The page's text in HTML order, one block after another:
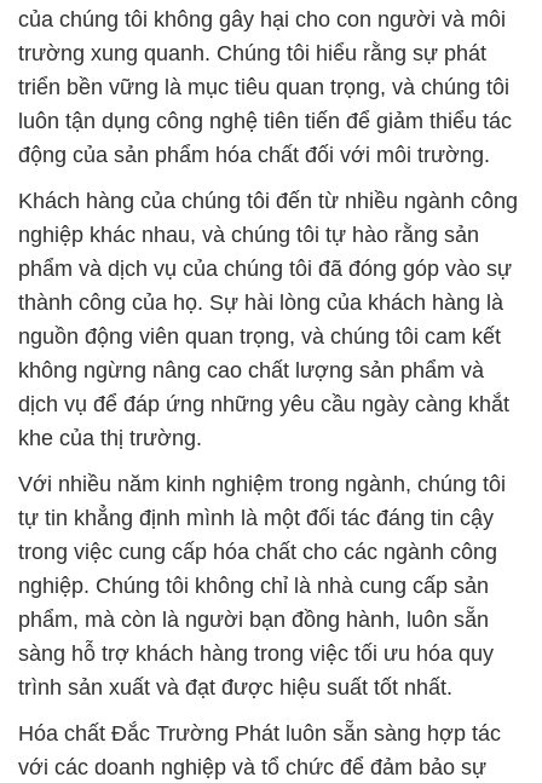
của chúng tôi không gây hại cho con người và môi
trường xung quanh. Chúng tôi hiểu rằng sự phát
triển bền vững là mục tiêu quan trọng, và chúng tôi
luôn tận dụng công nghệ tiên tiến để giảm thiểu tác
động của sản phẩm hóa chất đối với môi trường.
Khách hàng của chúng tôi đến từ nhiều ngành công
nghiệp khác nhau, và chúng tôi tự hào rằng sản
phẩm và dịch vụ của chúng tôi đã đóng góp vào sự
thành công của họ. Sự hài lòng của khách hàng là
nguồn động viên quan trọng, và chúng tôi cam kết
không ngừng nâng cao chất lượng sản phẩm và
dịch vụ để đáp ứng những yêu cầu ngày càng khắt
khe của thị trường.
Với nhiều năm kinh nghiệm trong ngành, chúng tôi
tự tin khẳng định mình là một đối tác đáng tin cậy
trong việc cung cấp hóa chất cho các ngành công
nghiệp. Chúng tôi không chỉ là nhà cung cấp sản
phẩm, mà còn là người bạn đồng hành, luôn sẵn
sàng hỗ trợ khách hàng trong việc tối ưu hóa quy
trình sản xuất và đạt được hiệu suất tốt nhất.
Hóa chất Đắc Trường Phát luôn sẵn sàng hợp tác
với các doanh nghiệp và tổ chức để đảm bảo sự